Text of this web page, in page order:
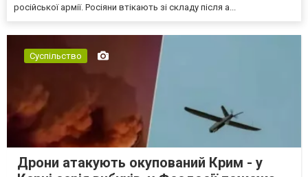
російської армії. Росіяни втікають зі складу після а...
Суспільство
Дрони атакують окупований Крим - у